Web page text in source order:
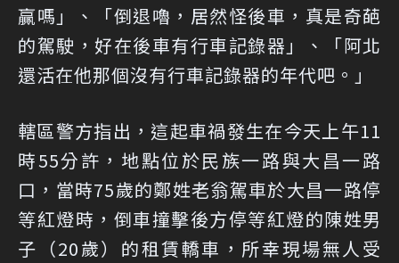
贏嗎」、「倒退嚕，居然怪後車，真是奇葩
的駕駛，好在後車有行車記錄器」、「阿北
還活在他那個沒有行車記錄器的年代吧。」
轄區警方指出，這起車禍發生在今天上午11
時55分許，地點位於民族一路與大昌一路
口，當時75歲的鄭姓老翁駕車於大昌一路停
等紅燈時，倒車撞擊後方停等紅燈的陳姓男
子（20歲）的租賃轎車，所幸現場無人受